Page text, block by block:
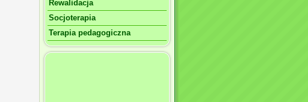
Rewalidacja
Socjoterapia
Terapia pedagogiczna